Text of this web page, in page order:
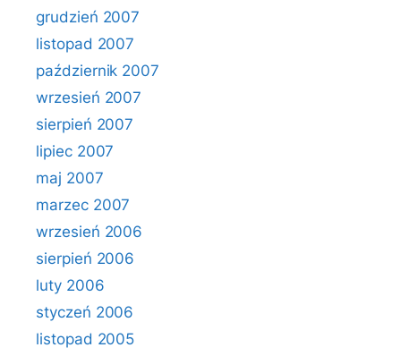
grudzień 2007
listopad 2007
październik 2007
wrzesień 2007
sierpień 2007
lipiec 2007
maj 2007
marzec 2007
wrzesień 2006
sierpień 2006
luty 2006
styczeń 2006
listopad 2005